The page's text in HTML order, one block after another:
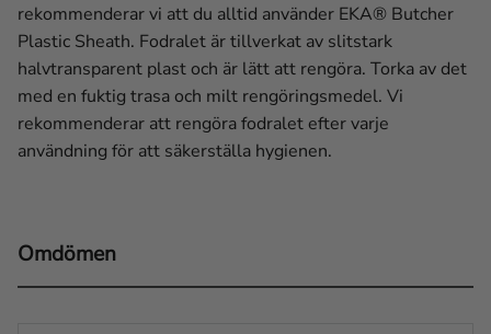
rekommenderar vi att du alltid använder EKA® Butcher
Plastic Sheath. Fodralet är tillverkat av slitstark
halvtransparent plast och är lätt att rengöra. Torka av det
med en fuktig trasa och milt rengöringsmedel. Vi
rekommenderar att rengöra fodralet efter varje
användning för att säkerställa hygienen.
Omdömen